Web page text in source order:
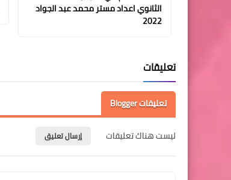
الثانوي اعداد مستر محمد عبد الجواد
2022
تعليقات
تعليقات Blogger
ليست هناك تعليقات إرسال تعليق